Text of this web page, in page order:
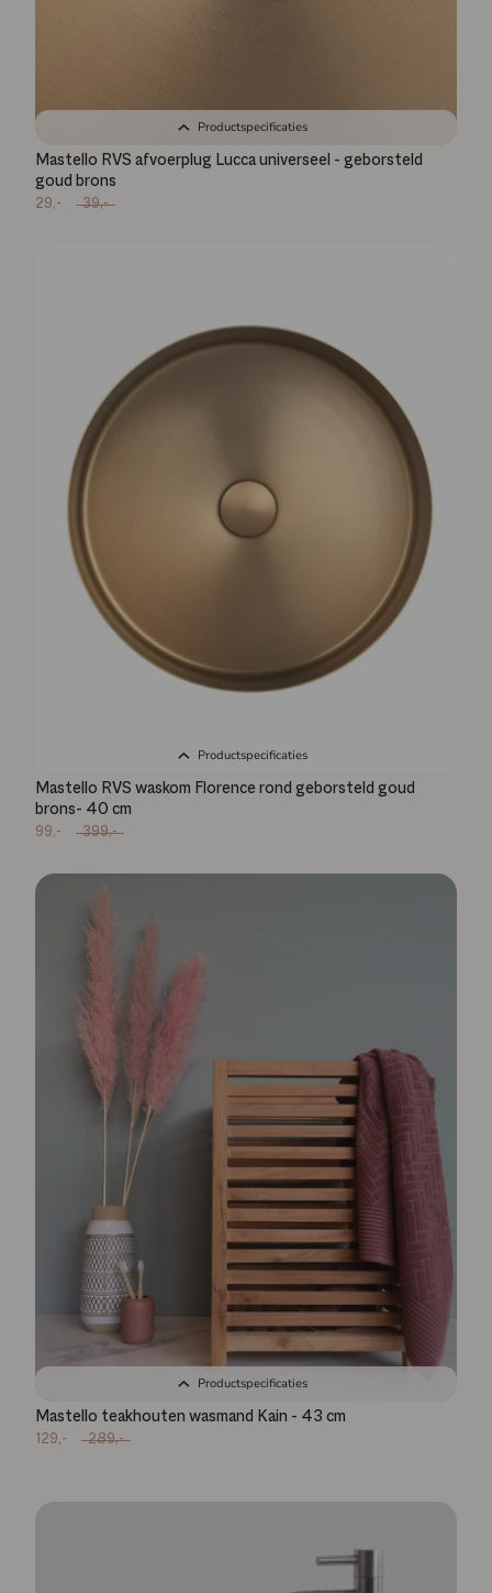
Productspecificaties
Mastello RVS afvoerplug Lucca universeel - geborsteld
goud brons
29,- 39,-
Productspecificaties
Mastello RVS waskom Florence rond geborsteld goud
brons- 40 cm
99,- 399,-
Productspecificaties
Mastello teakhouten wasmand Kain - 43 cm
129,- 289,-